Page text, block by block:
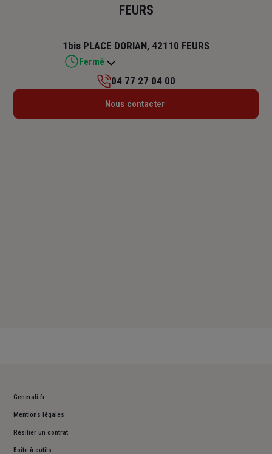
FEURS
1bis PLACE DORIAN, 42110 FEURS
Fermé
Lundi : 09h – 12h / 14h – 17h30
04 77 27 04 00
Nous contacter
Generali.fr
Mentions légales
Résilier un contrat
Boite à outils